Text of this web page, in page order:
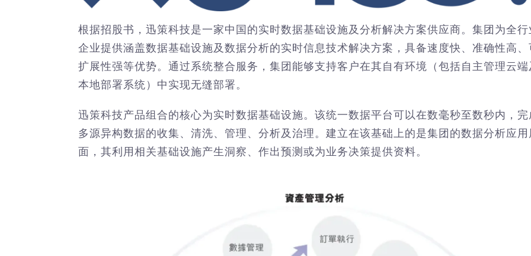
根据招股书，迅策科技是一家中国的实时数据基础设施及分析解决方案供应商。集团为全行
企业提供涵盖数据基础设施及数据分析的实时信息技术解决方案，具备速度快、准确性高、
扩展性强等优势。通过系统整合服务，集团能够支持客户在其自有环境（包括自主管理云端
本地部署系统）中实现无缝部署。
迅策科技产品组合的核心为实时数据基础设施。该统一数据平台可以在数毫秒至数秒内，完
多源异构数据的收集、清洗、管理、分析及治理。建立在该基础上的是集团的数据分析应用
面，其利用相关基础设施产生洞察、作出预测或为业务决策提供资料。